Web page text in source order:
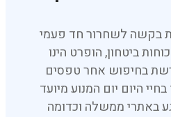
בקשה לשחרור חד פעמי
ביטחון, הופרט הינו
בחיפוש אחר טפסים
היום יום המנוע מיועד
באתרי ממשלה וכדומה